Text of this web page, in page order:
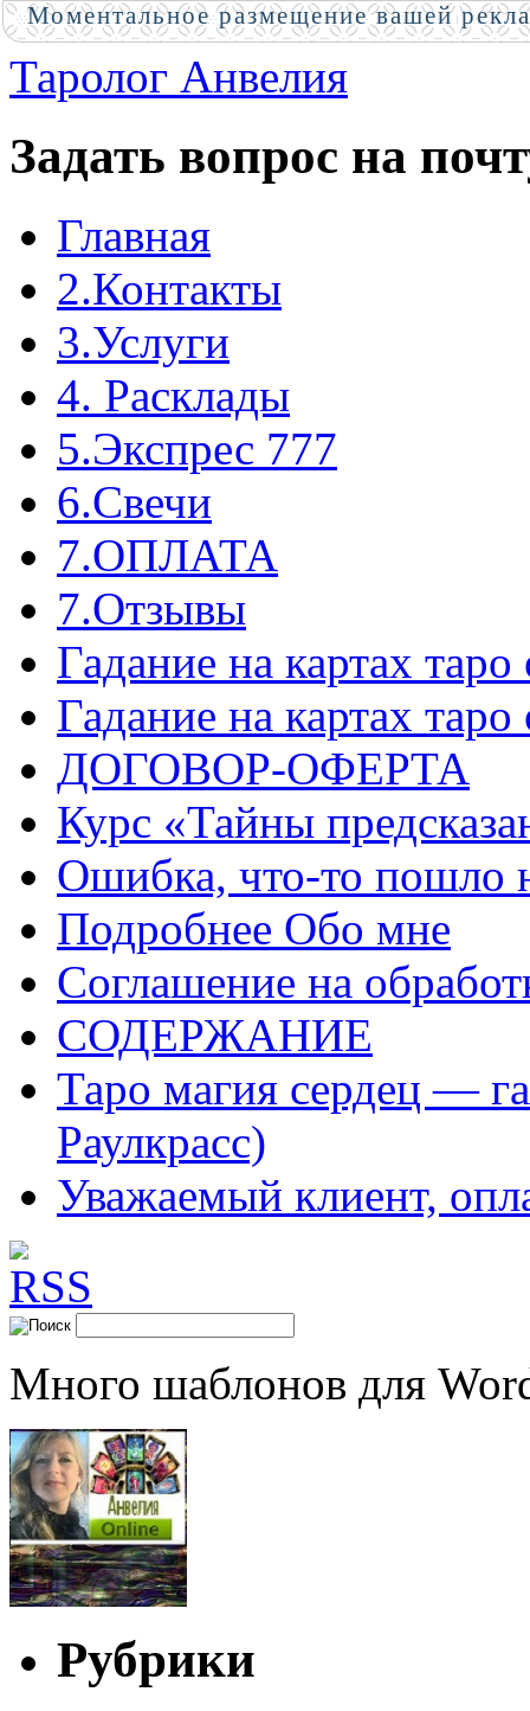
Таролог Анвелия
Задать вопрос на
Главная
2.Контакты
3.Услуги
4. Расклады
5.Экспрес 777
6.Свечи
7.ОПЛАТА
7.Отзывы
Гадание на картах
Гадание на картах
ДОГОВОР-ОФЕРТА
Курс «Тайны
Ошибка, что-то пошло
Подробнее Обо мне
Соглашение на
СОДЕРЖАНИЕ
Таро магия сердец —
Раулкрасс)
Уважаемый клиент,
Много шаблонов для
Рубрики
Моментальное размещение вашей